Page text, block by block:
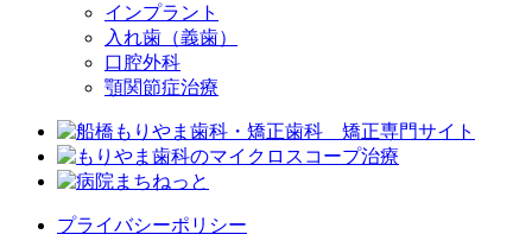
インプラント
入れ歯（義歯）
口腔外科
顎関節症治療
プライバシーポリシー